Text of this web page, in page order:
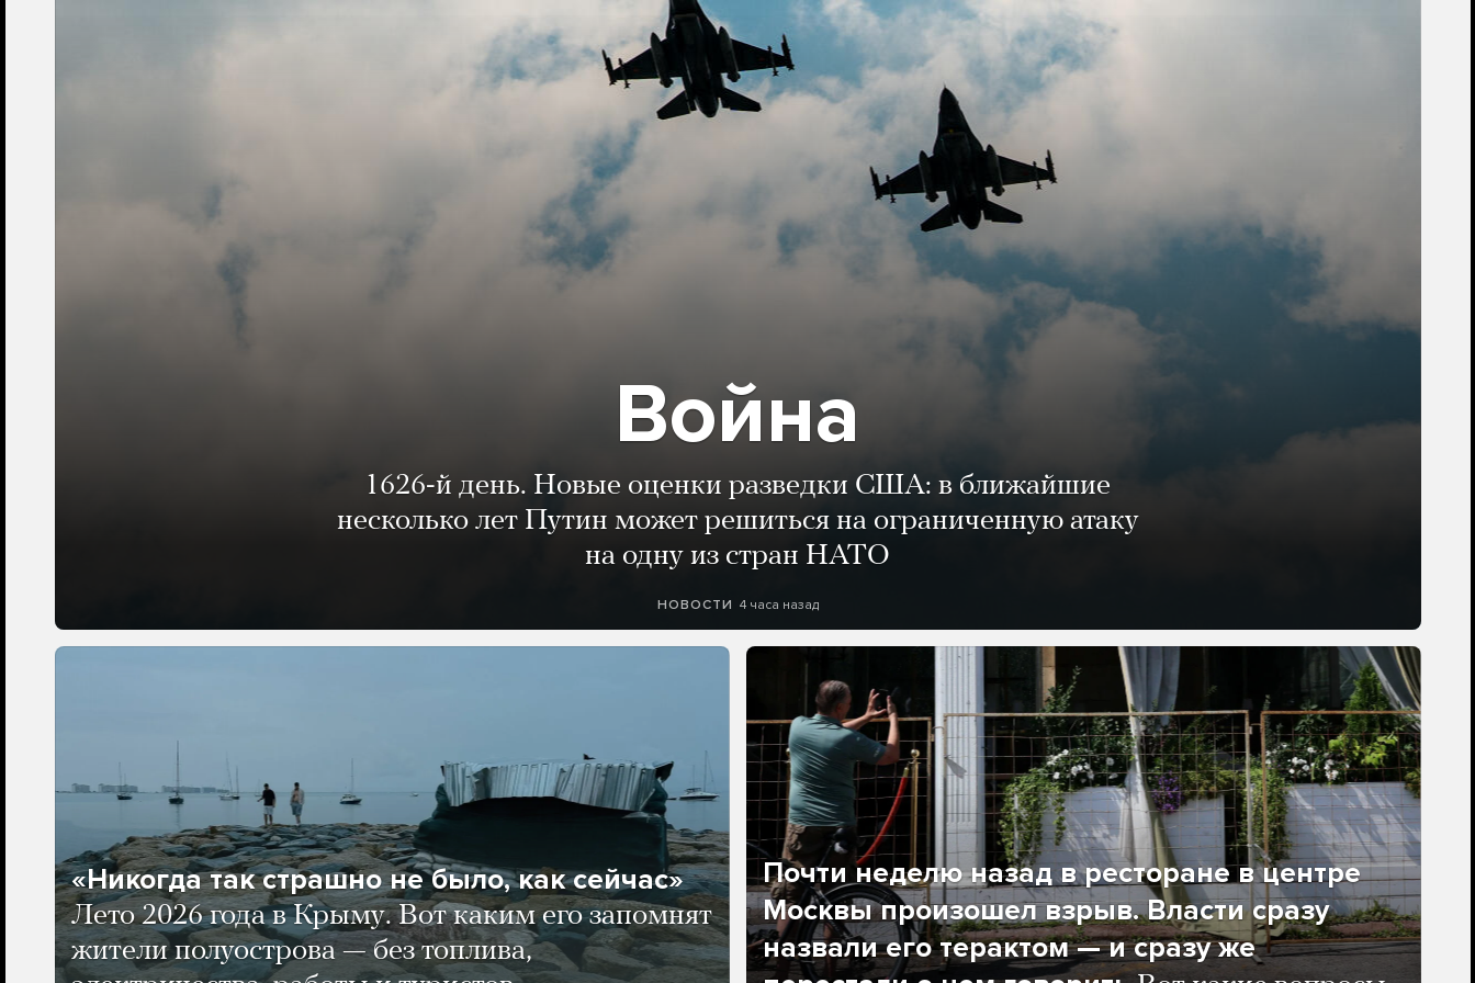
Война
1626-й день. Новые оценки разведки США: в ближайшие
несколько лет Путин может решиться на ограниченную атаку
на одну из стран НАТО
НОВОСТИ 4 часа назад
«Никогда так страшно не было, как сейчас»
Лето 2026 года в Крыму. Вот каким его запомнят
жители полуострова — без топлива,
Почти неделю назад в ресторане в центре
Москвы произошел взрыв. Власти сразу
назвали его терактом — и сразу же